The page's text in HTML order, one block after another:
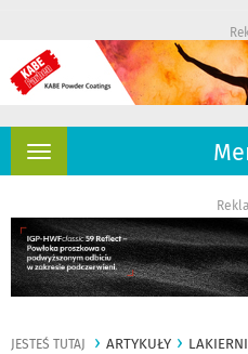
Rozwiń
JESTEŚ TUTAJ ARTYKUŁY